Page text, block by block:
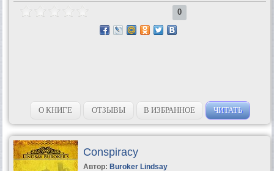
0
О КНИГЕ ОТЗЫВЫ В ИЗБРАННОЕ ЧИТАТЬ
Conspiracy
Автор: Buroker Lindsay